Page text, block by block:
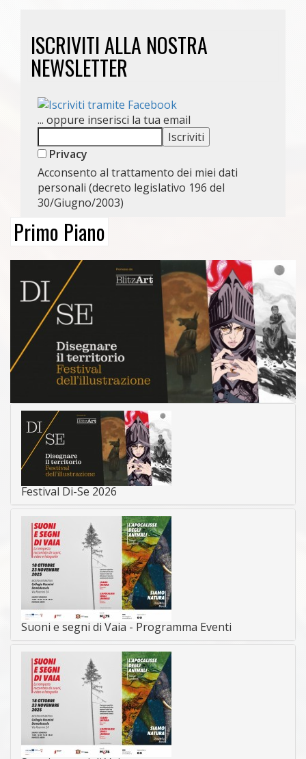
ISCRIVITI ALLA NOSTRA
NEWSLETTER
... oppure inserisci la tua email
Privacy
Acconsento al trattamento dei miei dati
personali (decreto legislativo 196 del
30/Giugno/2003)
Primo Piano
Festival Di-Se 2026
Suoni e segni di Vaia - Programma Eventi